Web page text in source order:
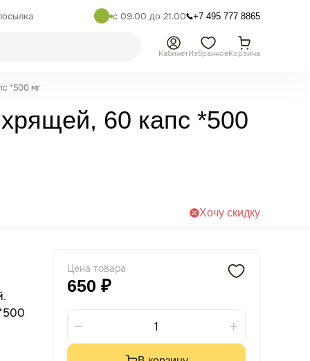
с 09.00 до 21.00 +7 495 777 8865
КабинетИзбранноеКорзина
*500 мг
60 капс *500
Хочу скидку
Цена товара
650 ₽